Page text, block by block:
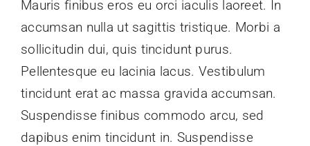
Mauris finibus eros eu orci iaculis laoreet. In
accumsan nulla ut sagittis tristique. Morbi a
sollicitudin dui, quis tincidunt purus.
Pellentesque eu lacinia lacus. Vestibulum
tincidunt erat ac massa gravida accumsan.
Suspendisse finibus commodo arcu, sed
dapibus enim tincidunt in. Suspendisse